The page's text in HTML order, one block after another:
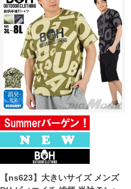
【ns623】大きいサイズ メンズ